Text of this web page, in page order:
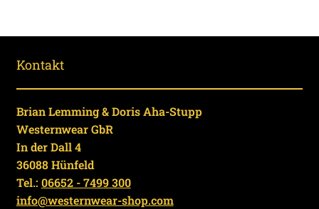
Kontakt
Brian Lemming & Doris Aha-Stupp
Westernwear GbR
In der Dall 4
36088 Hünfeld
Tel.: 06652 - 7499 300
info@westernwear-shop.com